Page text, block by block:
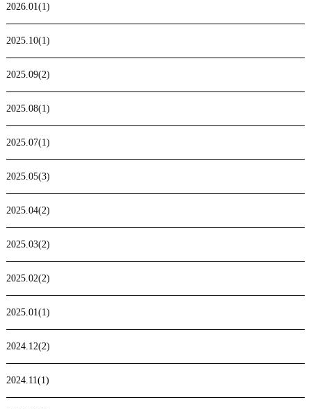
2026.01(1)
2025.10(1)
2025.09(2)
2025.08(1)
2025.07(1)
2025.05(3)
2025.04(2)
2025.03(2)
2025.02(2)
2025.01(1)
2024.12(2)
2024.11(1)